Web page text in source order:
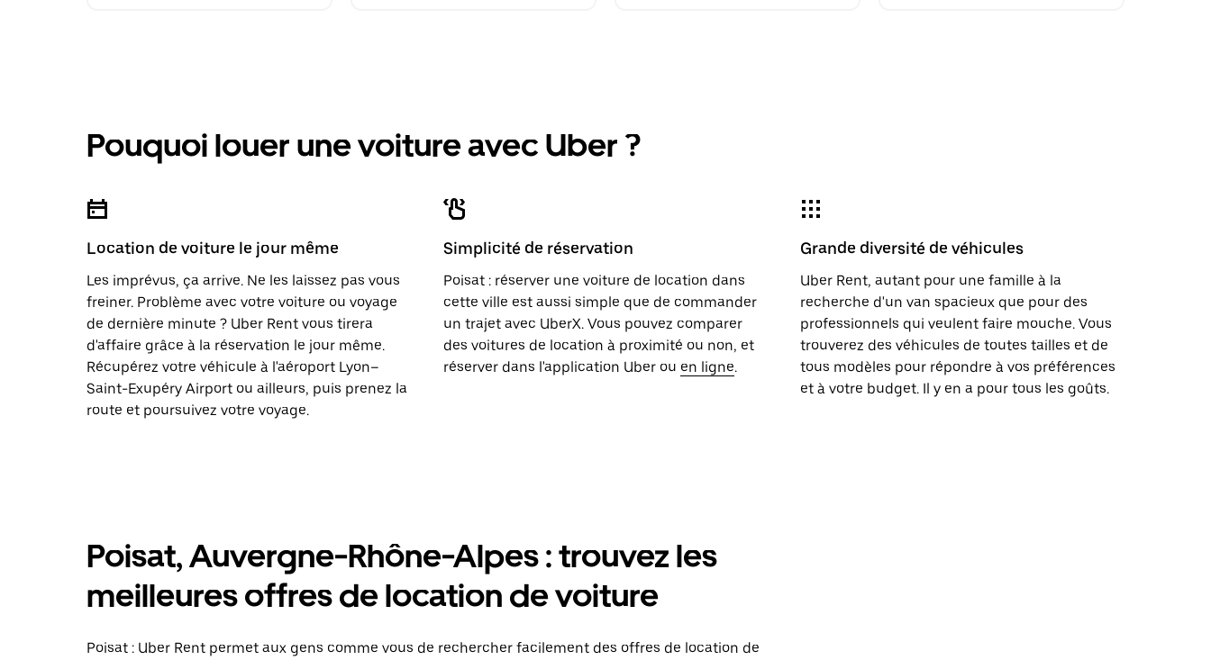
Pouquoi louer une voiture avec Uber ?
Location de voiture le jour même
Les imprévus, ça arrive. Ne les laissez pas vous
freiner. Problème avec votre voiture ou voyage
de dernière minute ? Uber Rent vous tirera
d'affaire grâce à la réservation le jour même.
Récupérez votre véhicule à l'aéroport Lyon–
Saint-Exupéry Airport ou ailleurs, puis prenez la
route et poursuivez votre voyage.
Simplicité de réservation
Poisat : réserver une voiture de location dans
cette ville est aussi simple que de commander
un trajet avec UberX. Vous pouvez comparer
des voitures de location à proximité ou non, et
réserver dans l'application Uber ou en ligne.
Grande diversité de véhicules
Uber Rent, autant pour une famille à la
recherche d'un van spacieux que pour des
professionnels qui veulent faire mouche. Vous
trouverez des véhicules de toutes tailles et de
tous modèles pour répondre à vos préférences
et à votre budget. Il y en a pour tous les goûts.
Poisat, Auvergne-Rhône-Alpes : trouvez les
meilleures offres de location de voiture
Poisat : Uber Rent permet aux gens comme vous de rechercher facilement des offres de location de